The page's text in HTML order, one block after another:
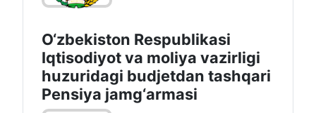
O‘zbekiston Respublikasi
Iqtisodiyot va moliya vazirligi
huzuridagi budjetdan tashqari
Pensiya jamg‘armasi